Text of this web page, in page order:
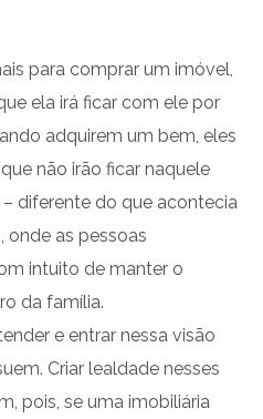
para comprar um imóvel,
ela irá ficar com ele por
adquirem um bem, eles
não irão ficar naquele
diferente do que acontecia
onde as pessoas
intuito de manter o
da família.
e entrar nessa visão
Criar lealdade nesses
pois, se uma imobiliária